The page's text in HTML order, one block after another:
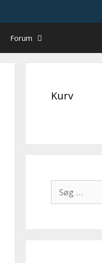
Forum
Kurv
efter: